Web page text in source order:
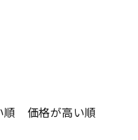
順
価格が高い順